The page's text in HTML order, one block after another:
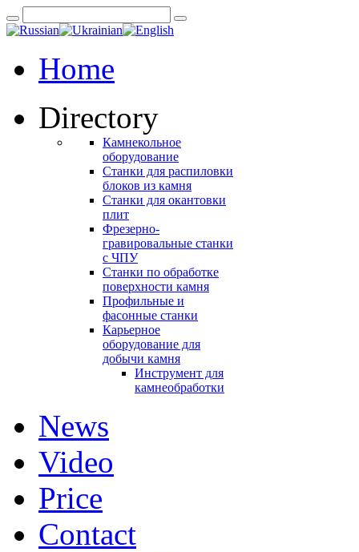
Home
Directory
Камнекольное
оборудование
Станки для распиловки
блоков из камня
Станки для окантовки
плит
Фрезерно-
гравировальные станки
с ЧПУ
Станки по обработке
поверхности камня
Профильные и
фасонные станки
Карьерное
оборудование для
добычи камня
Инструмент для
камнеобработки
News
Video
Price
Contact